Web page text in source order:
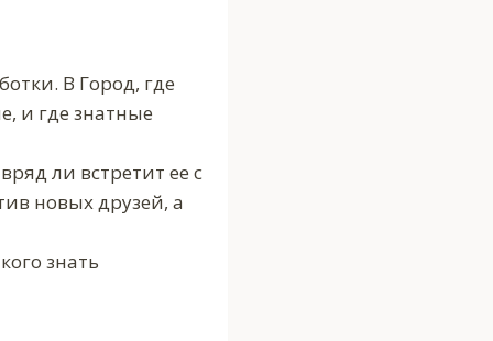
В Город, где
и где знатные
ли встретит ее с
новых друзей, а
знать